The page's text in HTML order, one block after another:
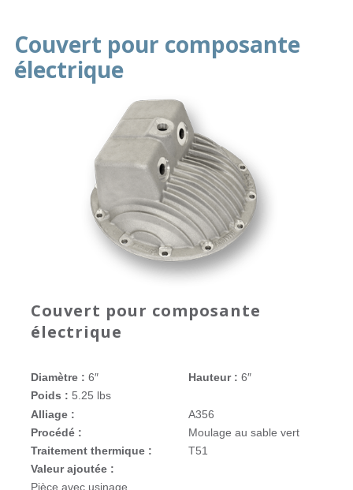
Couvert pour composante
électrique
Couvert pour composante
électrique
Diamètre : 6″ Hauteur : 6″
Poids : 5.25 lbs
Alliage :
A356
Procédé :
Moulage au sable vert
Traitement thermique :
T51
Valeur ajoutée :
Pièce avec usinage